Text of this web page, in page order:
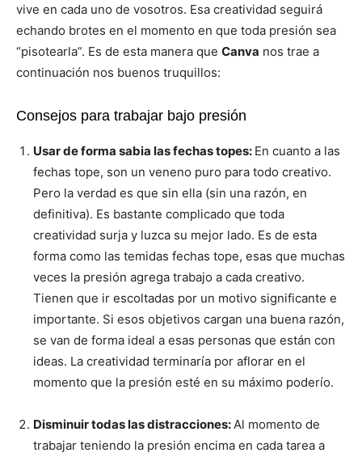
vive en cada uno de vosotros. Esa creatividad seguirá
echando brotes en el momento en que toda presión sea
“pisotearla”. Es de esta manera que Canva nos trae a
continuación nos buenos truquillos:
Consejos para trabajar bajo presión
Usar de forma sabia las fechas topes: En cuanto a las
fechas tope, son un veneno puro para todo creativo.
Pero la verdad es que sin ella (sin una razón, en
definitiva). Es bastante complicado que toda
creatividad surja y luzca su mejor lado. Es de esta
forma como las temidas fechas tope, esas que muchas
veces la presión agrega trabajo a cada creativo.
Tienen que ir escoltadas por un motivo significante e
importante. Si esos objetivos cargan una buena razón,
se van de forma ideal a esas personas que están con
ideas. La creatividad terminaría por aflorar en el
momento que la presión esté en su máximo poderío.
Disminuir todas las distracciones:Al momento de
trabajar teniendo la presión encima en cada tarea a